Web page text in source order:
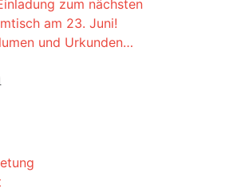
zum nächsten
am 23. Juni!
und Urkunden…